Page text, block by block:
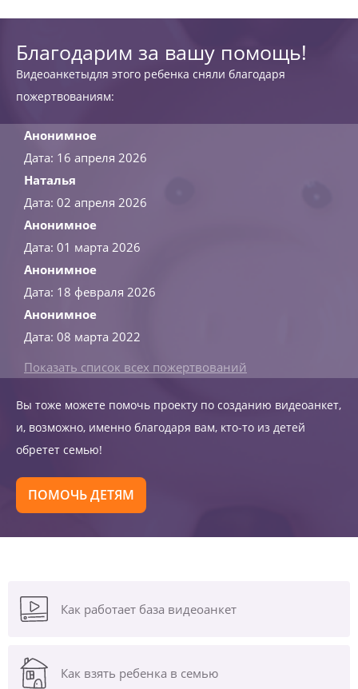
Благодарим за вашу помощь!
Видеоанкетыдля этого ребенка сняли благодаря
пожертвованиям:
Анонимное
Дата: 16 апреля 2026
Наталья
Дата: 02 апреля 2026
Анонимное
Дата: 01 марта 2026
Анонимное
Дата: 18 февраля 2026
Анонимное
Дата: 08 марта 2022
Показать список всех пожертвований
Вы тоже можете помочь проекту по созданию видеоанкет,
и, возможно, именно благодаря вам, кто-то из детей
обретет семью!
ПОМОЧЬ ДЕТЯМ
Как работает база видеоанкет
Как взять ребенка в семью